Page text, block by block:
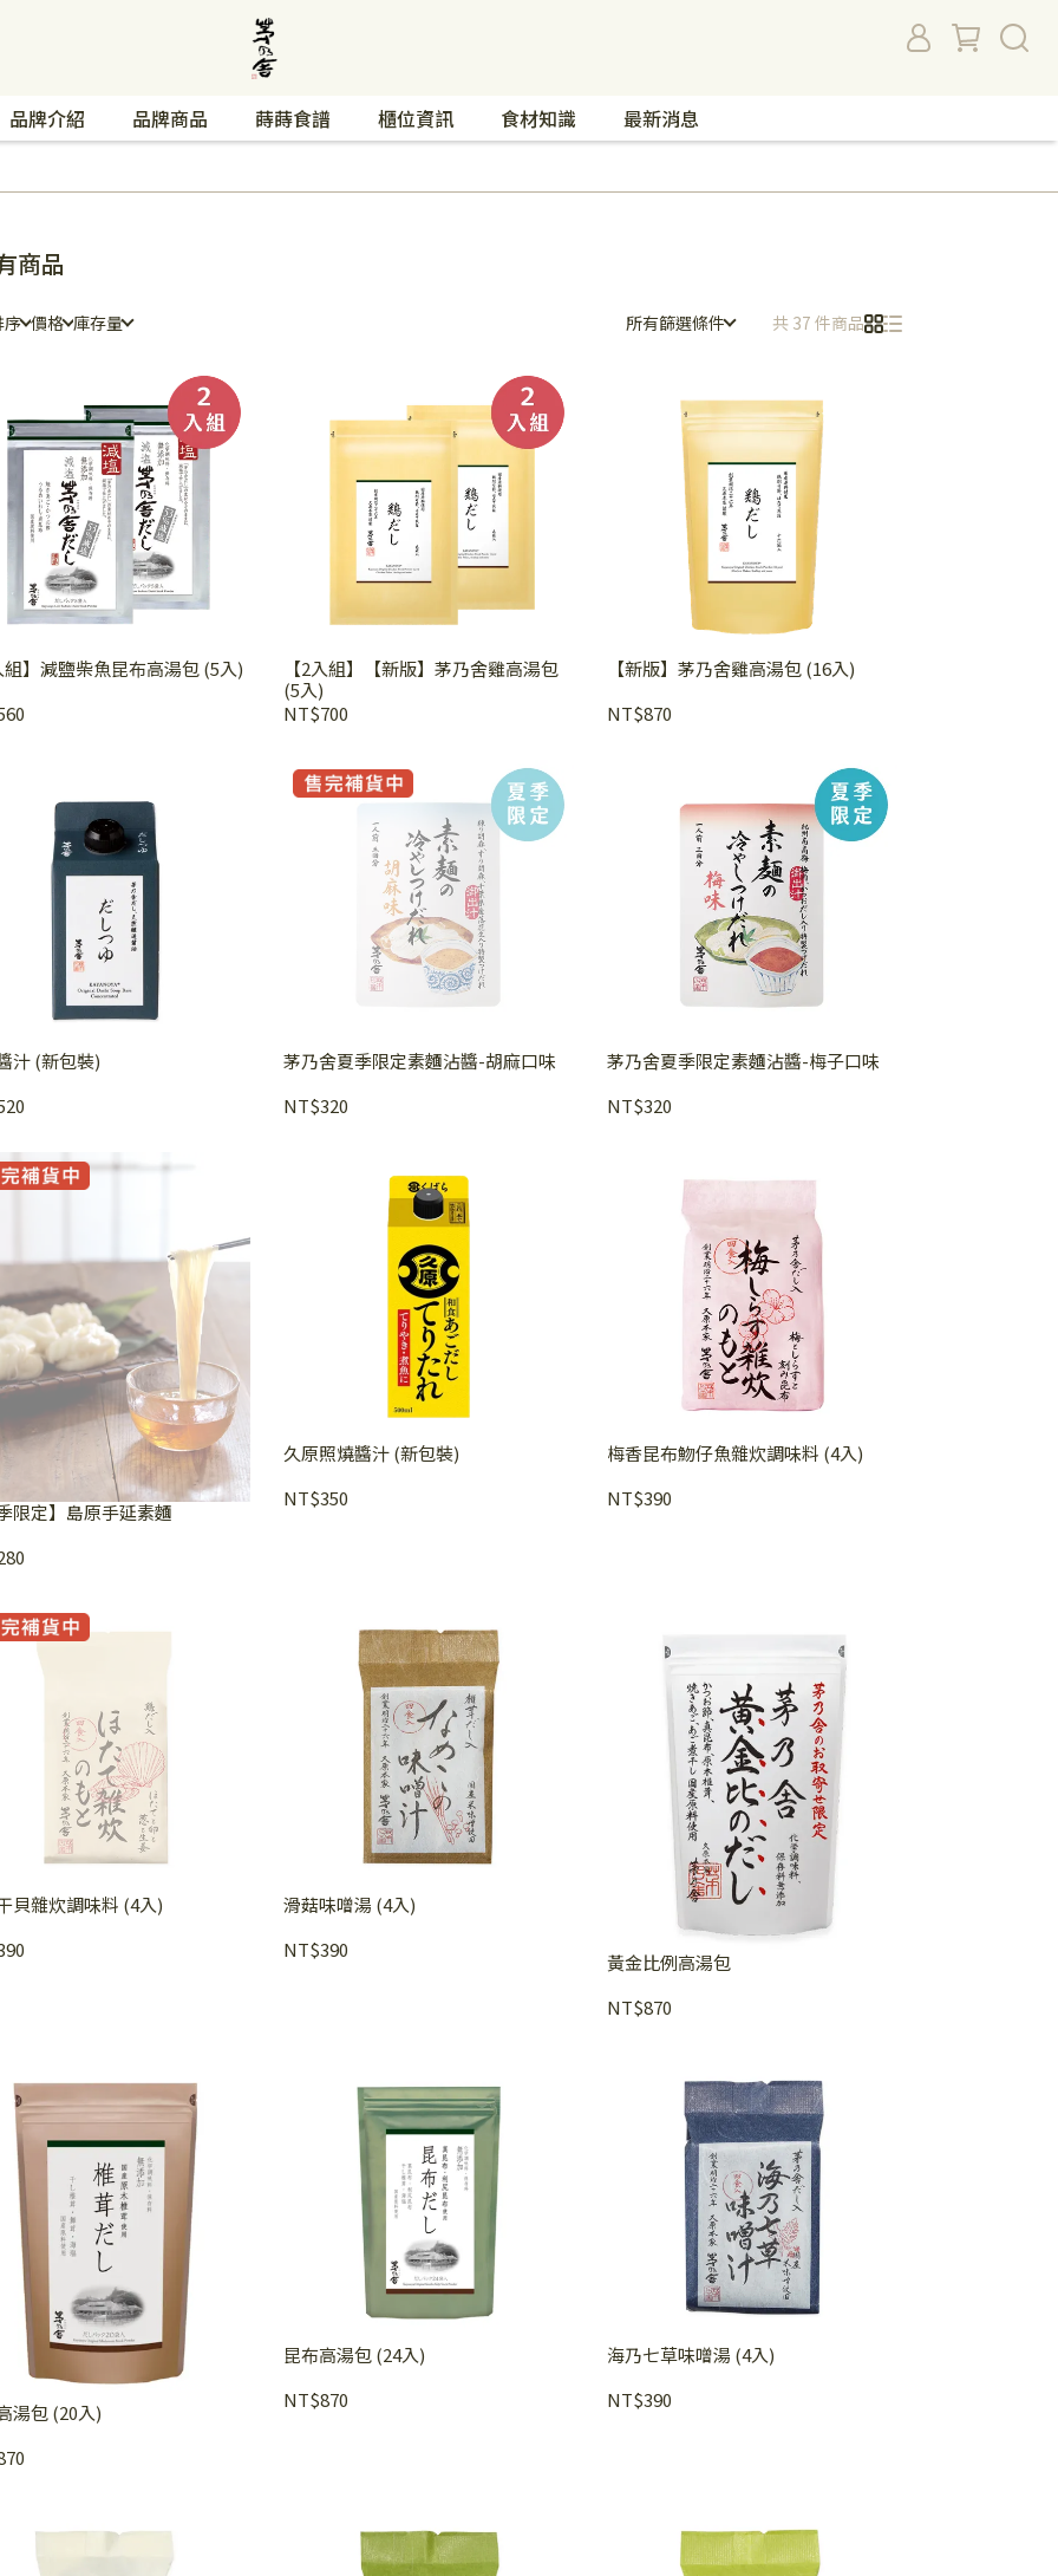
品牌介紹 品牌商品 蒔蒔食譜 櫃位資訊 食材知識 最新消息
商品
序 價格 庫存量 所有篩選條件 共 37 件商品
組】減鹽柴魚昆布高湯包 (5入)
【2入組】【新版】茅乃舍雞高湯包
(5入)
NT$700
【新版】茅乃舍雞高湯包 (16入)
NT$870
汁 (新包裝)
茅乃舍夏季限定素麵沾醬-胡麻口味
NT$320
茅乃舍夏季限定素麵沾醬-梅子口味
NT$320
季限定】島原手延素麵
久原照燒醬汁 (新包裝)
NT$350
梅香昆布魩仔魚雜炊調味料 (4入)
NT$390
貝雜炊調味料 (4入)
滑菇味噌湯 (4入)
NT$390
黃金比例高湯包
NT$870
湯包 (20入)
昆布高湯包 (24入)
NT$870
海乃七草味噌湯 (4入)
NT$390